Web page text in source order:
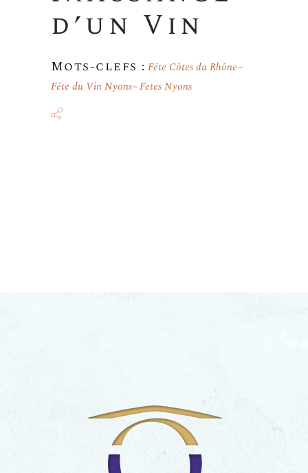
d’un Vin
Mots-clefs : Fête Côtes du Rhône
Fête du Vin Nyons Fetes Nyons